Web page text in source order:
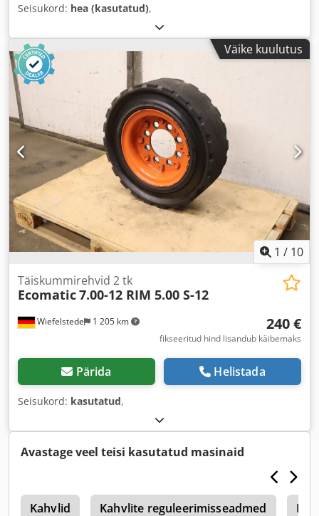
Seisukord: hea (kasutatud),
Väike kuulutus
1 / 10
Wiefelstede 1 205 km
Täiskummirehvid 2 tk
Ecomatic7.00-12 RIM 5.00 S-12
240 €
fikseeritud hind lisandub käibemaks
Pärida Helistada
Seisukord: kasutatud,
Avastage veel teisi kasutatud masinaid
Kahvlid Kahvlite reguleerimisseadmed Rim